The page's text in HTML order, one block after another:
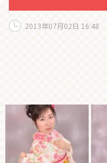
2013年07月02日 16:48